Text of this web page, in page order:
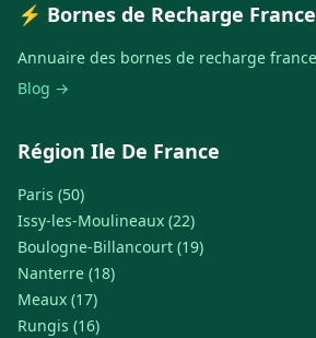
⚡ Bornes de Recharge France
Annuaire des bornes de recharge
Blog →
Région Ile De France
Paris (50)
Issy-les-Moulineaux (22)
Boulogne-Billancourt (19)
Nanterre (18)
Meaux (17)
Rungis (16)